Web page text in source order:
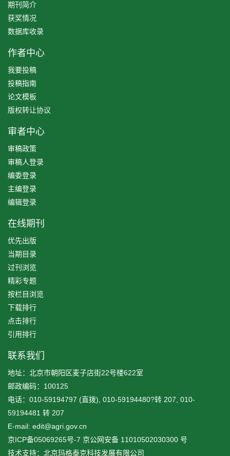
期刊简介
获奖情况
数据库收录
作者中心
我要投稿
投稿指南
论文模板
版权转让协议
审者中心
审稿政策
审稿人登录
编委登录
主编登录
编辑登录
在线期刊
优先出版
当期目录
过刊浏览
精彩专题
按栏目浏览
下载排行
点击排行
引用排行
联系我们
地址：北京市朝阳区麦子店街22号楼622室
邮政编码：100125
电话：010-59194797 (直拨), 010-59194480?转 207, 010-
59194481 转 207
E-mail: edit@agri.gov.cn
京ICP备05069265号-7 京公网安备 11010502030300 号
技术支持：北京玛格泰克科技发展有限公司